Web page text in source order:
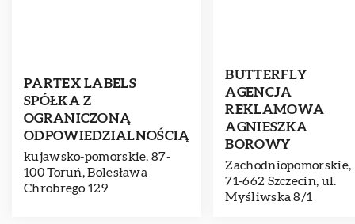
PARTEX LABELS
SPÓŁKA Z
OGRANICZONĄ
ODPOWIEDZIALNOŚCIĄ
kujawsko-pomorskie, 87-
100 Toruń, Bolesława
Chrobrego 129
BUTTERFLY
AGENCJA
REKLAMOWA
AGNIESZKA
BOROWY
Zachodniopomorskie,
71-662 Szczecin, ul.
Myśliwska 8/1